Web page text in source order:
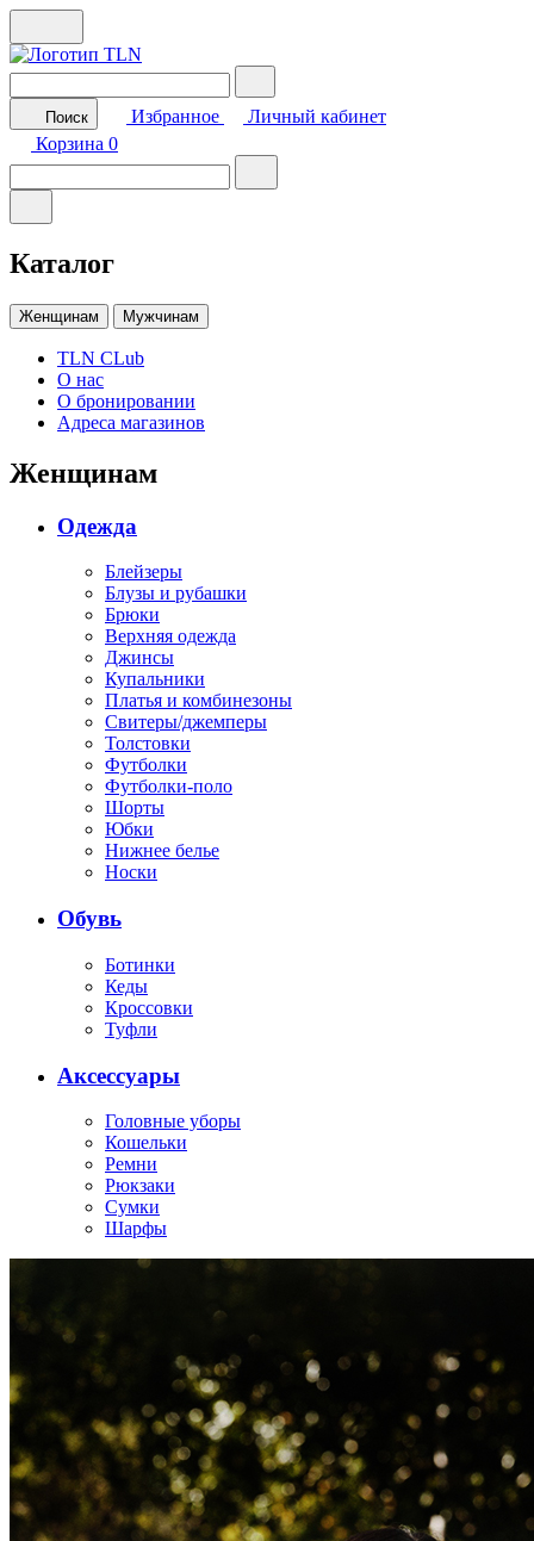
Поиск Избранное
Личный кабинет
Корзина 0
Каталог
Женщинам Мужчинам
TLN CLub
О нас
О бронировании
Адреса магазинов
Женщинам
Одежда
Блейзеры
Блузы и рубашки
Брюки
Верхняя одежда
Джинсы
Купальники
Платья и комбинезоны
Свитеры/джемперы
Толстовки
Футболки
Футболки-поло
Шорты
Юбки
Нижнее белье
Носки
Обувь
Ботинки
Кеды
Кроссовки
Туфли
Аксессуары
Головные уборы
Кошельки
Ремни
Рюкзаки
Сумки
Шарфы